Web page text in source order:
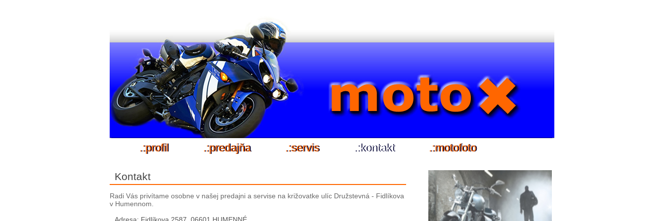
.:profil .:predajňa .:servis .:kontakt .:motofoto
Kontakt
Radi Vás privítame osobne v našej predajni a servise na križovatke ulíc Družstevná - Fidlíkova
v Humennom.